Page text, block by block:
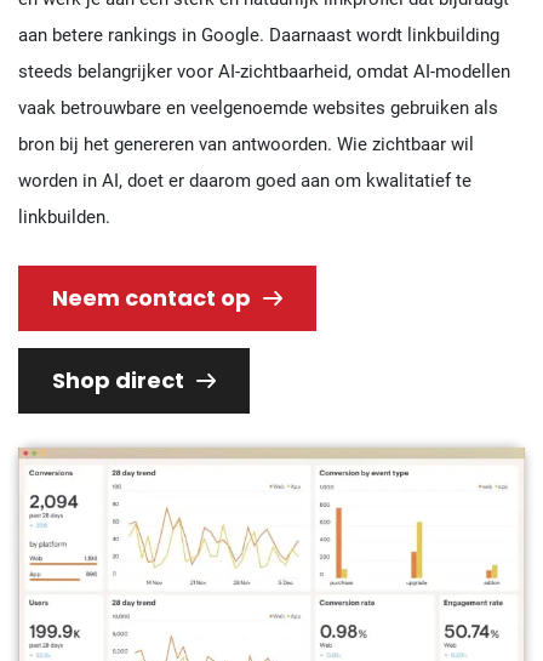
aan betere rankings in Google. Daarnaast wordt linkbuilding
steeds belangrijker voor AI-zichtbaarheid, omdat AI-modellen
vaak betrouwbare en veelgenoemde websites gebruiken als
bron bij het genereren van antwoorden. Wie zichtbaar wil
worden in AI, doet er daarom goed aan om kwalitatief te
linkbuilden.
Neem contact op
Shop direct